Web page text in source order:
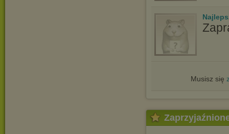
Musisz się